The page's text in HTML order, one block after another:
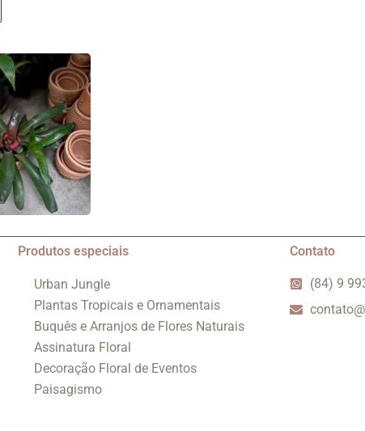
Produtos especiais
Urban Jungle
Plantas Tropicais e Ornamentais
Buquês e Arranjos de Flores Naturais
Assinatura Floral
Decoração Floral de Eventos
Paisagismo
Contato
(84) 9